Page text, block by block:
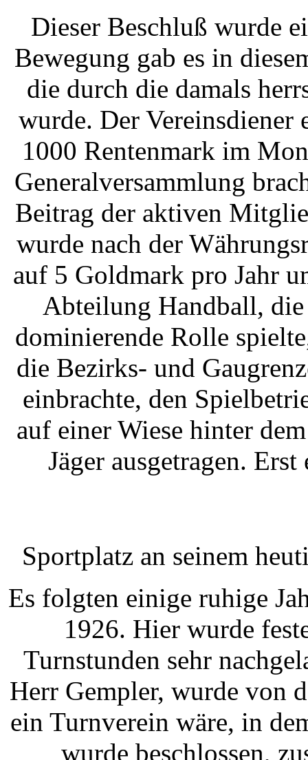
Dieser Beschluß wurde
Bewegung gab es in
die durch die damals
wurde. Der Vereinsdiener
1000 Rentenmark im
Generalversammlung
Beitrag der aktiven
wurde nach der
auf 5 Goldmark pro Jahr
Abteilung Handball, die
dominierende Rolle
die Bezirks- und
einbrachte, den
auf einer Wiese hinter
Jäger ausgetragen.
Sportplatz an seinem
Es folgten einige ruhige
1926. Hier wurde
Turnstunden sehr
Herr Gempler, wurde von
ein Turnverein wäre, in
wurde beschlossen,